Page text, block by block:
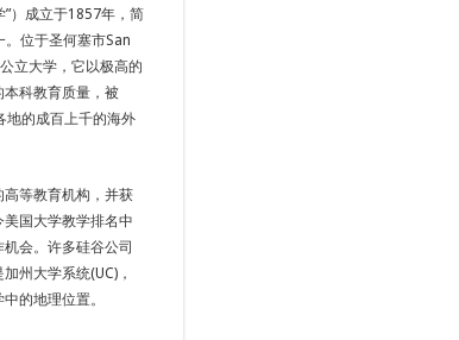
”）成立于1857年，简
。位于圣何塞市San
立大学，它以极高的
科教育质量，被
地的成百上千的海外
等教育机构，并获
国大学教学排名中
会。许多硅谷公司
州大学系统(UC)，
的地理位置。